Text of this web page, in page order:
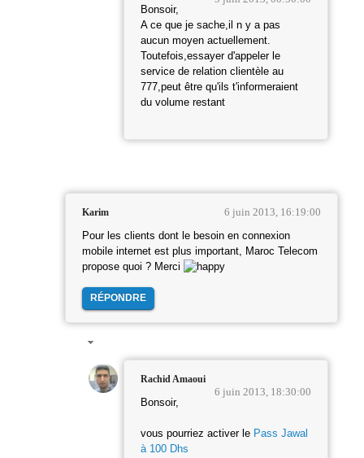
Bonsoir,
A ce que je sache,il n y a pas
aucun moyen actuellement.
Toutefois,essayer d'appeler le
service de relation clientèle au
777,peut être qu'ils t'informeraient
du volume restant
Karim 6 juin 2013, 16:19:00
Pour les clients dont le besoin en connexion
mobile internet est plus important, Maroc Telecom
propose quoi ? Merci
RÉPONDRE
Rachid Amaoui
6 juin 2013, 18:30:00
Bonsoir,
vous pourriez activer le Pass Jawal
à 100 Dhs